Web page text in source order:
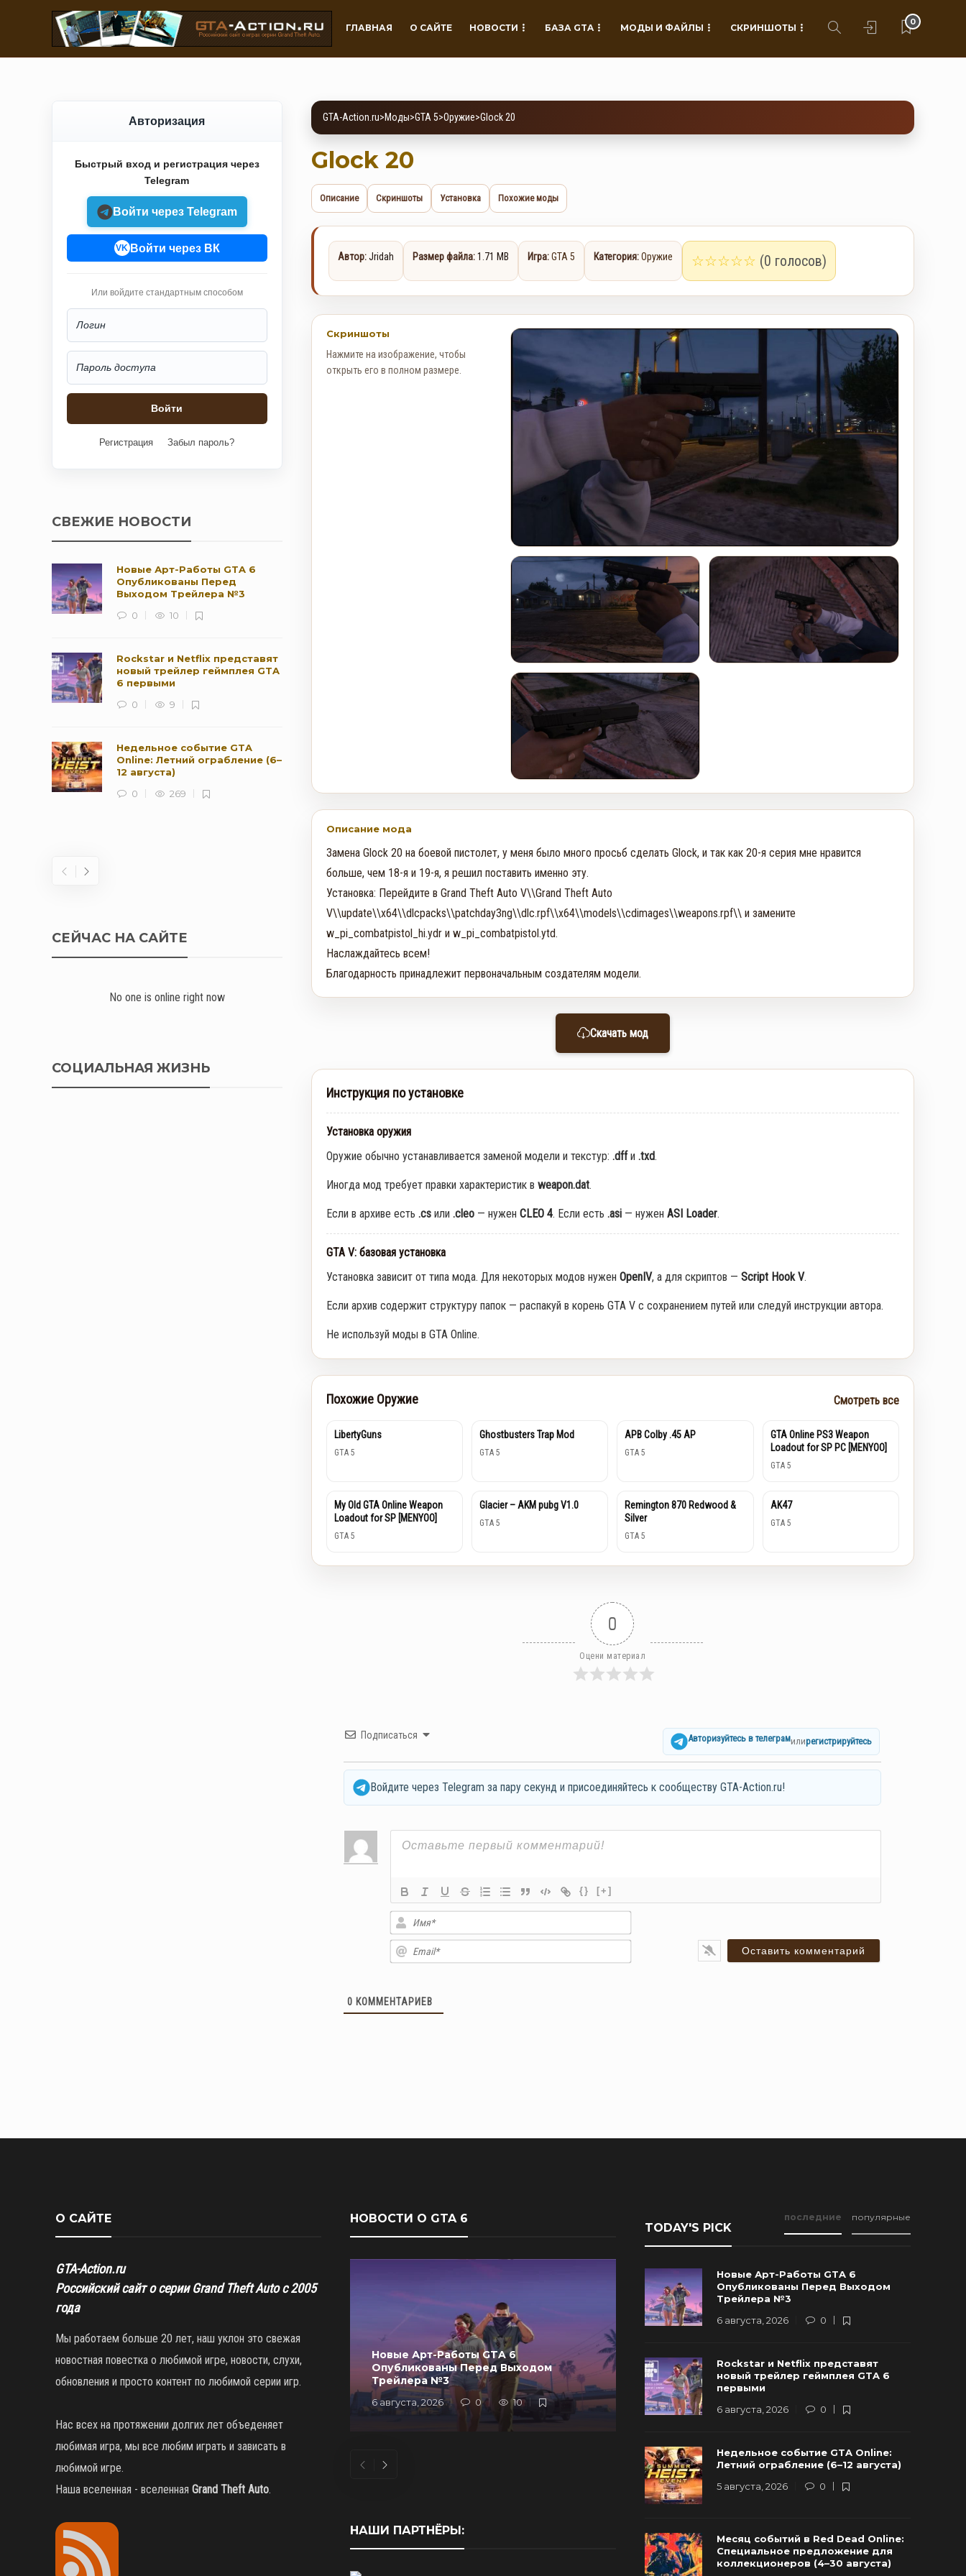
ГЛАВНАЯ О САЙТЕ НОВОСТИ БАЗА GTA МОДЫ И ФАЙЛЫ СКРИНШОТЫ
0
Авторизация
Быстрый вход и регистрация через
Telegram
Войти через Telegram
VK Войти через ВК
Или войдите стандартным способом
Регистрация Забыл пароль?
СВЕЖИЕ НОВОСТИ
Новые Арт-Работы GTA 6
Опубликованы Перед
Выходом Трейлера №3
0
10
Rockstar и Netflix представят
новый трейлер геймплея GTA
6 первыми
0
9
Недельное событие GTA
Online: Летний ограбление (6–
12 августа)
0
269
обновление для исправления
проблем финала ограбления
номерной знак LS Pounders в
GTA Online на этой неделе
0
СЕЙЧАС НА САЙТЕ
No one is online right now
СОЦИАЛЬНАЯ ЖИЗНЬ
GTA-Action.ru>Моды>GTA 5>Оружие>Glock 20
Glock 20
Описание Скриншоты Установка Похожие моды
Автор:Jridah Размер файла:1.71 MB Игра:GTA 5 Категория:Оружие ☆☆☆☆☆ (0 голосов)
Скриншоты
Нажмите на изображение, чтобы
открыть его в полном размере.
Описание мода
Замена Glock 20 на боевой пистолет, у меня было много просьб сделать Glock, и так как 20-я серия мне нравится
больше, чем 18-я и 19-я, я решил поставить именно эту.
Установка: Перейдите в Grand Theft Auto V\\Grand Theft Auto
V\\update\\x64\\dlcpacks\\patchday3ng\\dlc.rpf\\x64\\models\\cdimages\\weapons.rpf\\ и замените
w_pi_combatpistol_hi.ydr и w_pi_combatpistol.ytd.
Наслаждайтесь всем!
Благодарность принадлежит первоначальным создателям модели.
Скачать мод
Инструкция по установке
Установка оружия
Оружие обычно устанавливается заменой модели и текстур: .dffи .txd.
Иногда мод требует правки характеристик в weapon.dat.
Если в архиве есть .csили .cleo— нужен CLEO 4. Если есть .asi— нужен ASI Loader.
GTA V: базовая установка
Установка зависит от типа мода. Для некоторых модов нужен OpenIV, а для скриптов — Script Hook V.
Если архив содержит структуру папок — распакуй в корень GTA V с сохранением путей или следуй инструкции автора.
Не используй моды в GTA Online.
Похожие Оружие Смотреть все
LibertyGuns
GTA 5
Ghostbusters Trap Mod
GTA 5
APB Colby .45 AP
GTA 5
GTA Online PS3 Weapon
Loadout for SP PC [MENYOO]
GTA 5
My Old GTA Online Weapon
Loadout for SP [MENYOO]
GTA 5
Glacier – AKM pubg V1.0
GTA 5
Remington 870 Redwood &
Silver
GTA 5
AK47
GTA 5
0
Оцени материал
Подписаться Авторизуйтесь в телеграмилирегистрируйтесь
Войдите через Telegram за пару секунд и присоединяйтесь к сообществу GTA-Action.ru!
{} [+]
Имя*
Email*
0 КОММЕНТАРИЕВ
О САЙТЕ
GTA-Action.ru
Российский сайт о серии Grand Theft Auto с 2005
года
Мы работаем больше 20 лет, наш уклон это свежая
новостная повестка о любимой игре, новости, слухи,
обновления и просто контент по любимой серии игр.
Нас всех на протяжении долгих лет объеденяет
любимая игра, мы все любим играть и зависать в
любимой игре.
Наша вселенная - вселенная Grand Theft Auto.
НОВОСТИ О GTA 6
Новые Арт-Работы GTA 6
Опубликованы Перед Выходом
Трейлера №3
6 августа, 2026 0 10
Rockstar и Netflix представят новый
трейлер геймплея GTA 6 первыми
6 августа, 2026
НАШИ ПАРТНЁРЫ:
TODAY'S PICK
последние популярные
Новые Арт-Работы GTA 6
Опубликованы Перед Выходом
Трейлера №3
6 августа, 2026
0
Rockstar и Netflix представят
новый трейлер геймплея GTA 6
первыми
6 августа, 2026
0
Недельное событие GTA Online:
Летний ограбление (6–12 августа)
5 августа, 2026
0
Месяц событий в Red Dead Online:
Специальное предложение для
коллекционеров (4–30 августа)